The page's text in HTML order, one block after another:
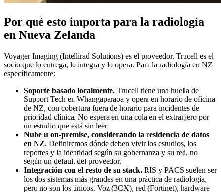
Por qué esto importa para la radiología
en Nueva Zelanda
Voyager Imaging (Intellirad Solutions) es el proveedor. Trucell es el
socio que lo entrega, lo integra y lo opera. Para la radiología en NZ
específicamente:
Soporte basado localmente. Trucell tiene una huella de
Support Tech en Whangaparaoa y opera en horario de oficina
de NZ, con cobertura fuera de horario para incidentes de
prioridad clínica. No espera en una cola en el extranjero por
un estudio que está sin leer.
Nube u on-premise, considerando la residencia de datos
en NZ. Definiremos dónde deben vivir los estudios, los
reportes y la identidad según su gobernanza y su red, no
según un default del proveedor.
Integración con el resto de su stack. RIS y PACS suelen ser
los dos sistemas más grandes en una práctica de radiología,
pero no son los únicos. Voz (3CX), red (Fortinet), hardware